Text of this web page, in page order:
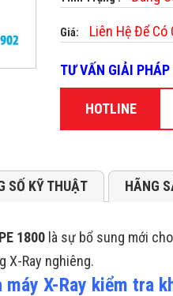
Giá: Liên Hệ Để Có
TƯ VẤN GIẢI
HOTLINE
SỐ KỸ THUẬT HÃNG
1800 là sự bổ sung mới
X-Ray nghiêng.
X-Ray kiểm tra